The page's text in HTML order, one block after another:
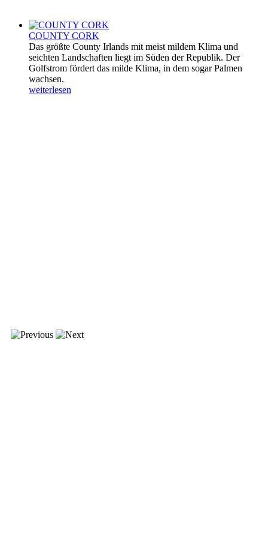
COUNTY CORK
Das größte County Irlands mit meist mildem Klima und
seichten Landschaften liegt im Süden der Republik. Der
Golfstrom fördert das milde Klima, in dem sogar Palmen
wachsen.
weiterlesen